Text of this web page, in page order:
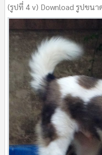
(รูปที่ 4 v) Download รูปขนา